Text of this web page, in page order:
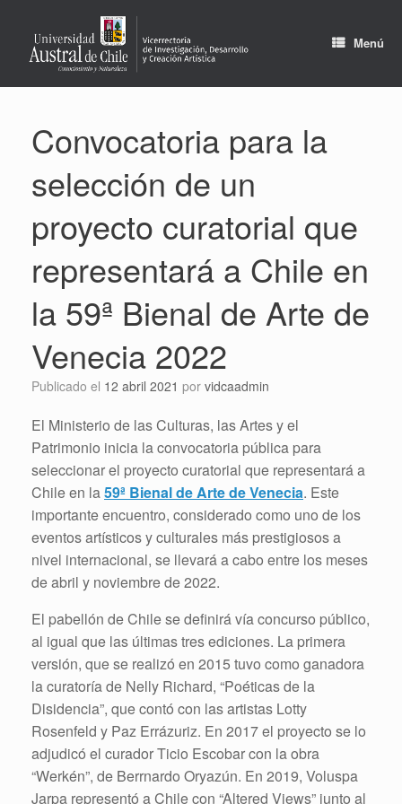
contenido
Menú
Convocatoria para la
selección de un
proyecto curatorial que
representará a Chile en
la 59ª Bienal de Arte de
Venecia 2022
Publicado el 12 abril 2021 por vidcaadmin
El Ministerio de las Culturas, las Artes y el
Patrimonio inicia la convocatoria pública para
seleccionar el proyecto curatorial que representará a
Chile en la59ª Bienal de Arte de Venecia. Este
importante encuentro, considerado como uno de los
eventos artísticos y culturales más prestigiosos a
nivel internacional, se llevará a cabo entre los meses
de abril y noviembre de 2022.
El pabellón de Chile se definirá vía concurso público,
al igual que las últimas tres ediciones. La primera
versión, que se realizó en 2015 tuvo como ganadora
la curatoría de Nelly Richard, “Poéticas de la
Disidencia”, que contó con las artistas Lotty
Rosenfeld y Paz Errázuriz. En 2017 el proyecto se lo
adjudicó el curador Ticio Escobar con la obra
“Werkén”, de Berrnardo Oryazún. En 2019, Voluspa
Jarpa representó a Chile con “Altered Views” junto al